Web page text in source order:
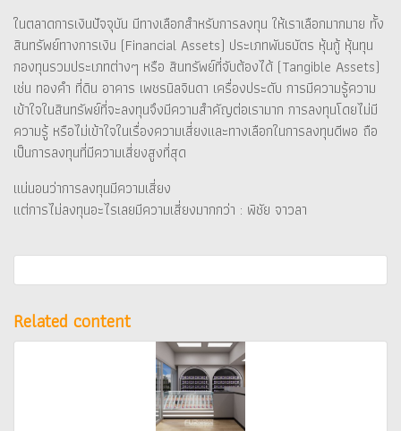
ในตลาดการเงินปัจจุบัน มีทางเลือกสำหรับการลงทุน ให้เราเลือกมากมาย ทั้ง
สินทรัพย์ทางการเงิน (Financial Assets) ประเภทพันธบัตร หุ้นกู้ หุ้นทุน
กองทุนรวมประเภทต่างๆ หรือ สินทรัพย์ที่จับต้องได้ (Tangible Assets)
เช่น ทองคำ ที่ดิน อาคาร เพชรนิลจินดา เครื่องประดับ การมีความรู้ความ
เข้าใจในสินทรัพย์ที่จะลงทุนจึงมีความสำคัญต่อเรามาก การลงทุนโดยไม่มี
ความรู้ หรือไม่เข้าใจในเรื่องความเสี่ยงและทางเลือกในการลงทุนดีพอ ถือ
เป็นการลงทุนที่มีความเสี่ยงสูงที่สุด
แน่นอนว่าการลงทุนมีความเสี่ยง
แต่การไม่ลงทุนอะไรเลยมีความเสี่ยงมากกว่า : พิชัย จาวลา
Related content